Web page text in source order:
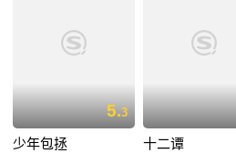
5.3
少年包拯 十二谭